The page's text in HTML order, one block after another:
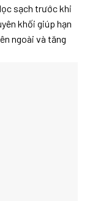
sạch trước khi
khối giúp hạn
ngoài và tăng